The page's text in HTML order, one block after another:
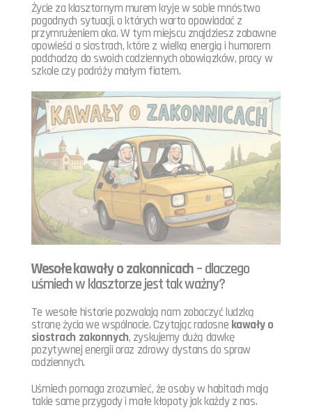
Życie za klasztornym murem kryje w sobie mnóstwo
pogodnych sytuacji, o których warto opowiadać z
przymrużeniem oka. W tym miejscu znajdziesz zabawne
opowieści o siostrach, które z wielką energią i humorem
podchodzą do swoich codziennych obowiązków, pracy w
szkole czy podróży małym fiatem.
Wesołe kawały o zakonnicach– dlaczego
uśmiech w klasztorze jest tak ważny?
Te wesołe historie pozwalają nam zobaczyć ludzką
stronę życia we wspólnocie. Czytając radosne kawały o
siostrach zakonnych, zyskujemy dużą dawkę
pozytywnej energii oraz zdrowy dystans do spraw
codziennych.
Uśmiech pomaga zrozumieć, że osoby w habitach mają
takie same przygody i małe kłopoty jak każdy z nas.